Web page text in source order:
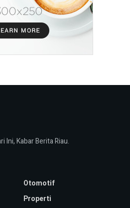
Ini, Kabar Berita Riau.
Otomotif
Properti